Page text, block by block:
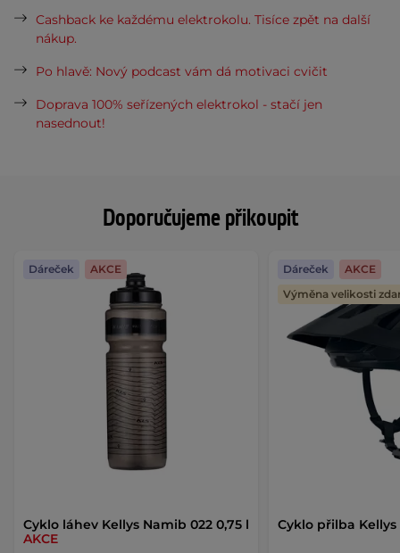
Doporučujeme přikoupit
Cyklo láhev Kellys Namib 022 0,75 l
AKCE
Dáreček AKCE
Cyklo přilba
Dáreček
AKCE
Výměna velikosti
Cashback ke každému elektrokolu. Tisíce zpět na další
nákup.
Po hlavě: Nový podcast vám dá motivaci cvičit
Doprava 100% seřízených elektrokol - stačí jen
nasednout!